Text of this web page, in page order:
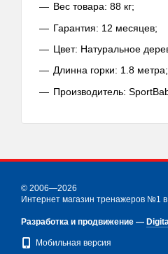
Вес товара: 88 кг;
Гарантия: 12 месяцев;
Цвет: Натуральное
Длинна горки: 1.8 метра;
Производитель:
© 2006—2026
Интернет магазин тренажеров №1 в
Разработка и продвижение —
Мобильная версия